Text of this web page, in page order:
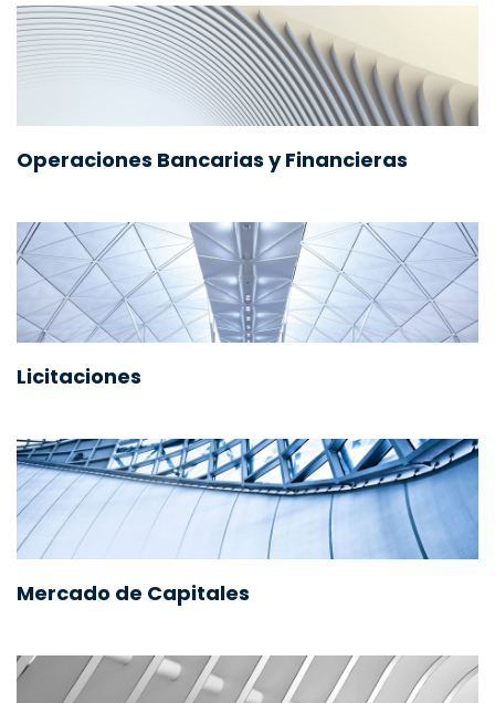
Operaciones Bancarias y Financieras
Licitaciones
Mercado de Capitales